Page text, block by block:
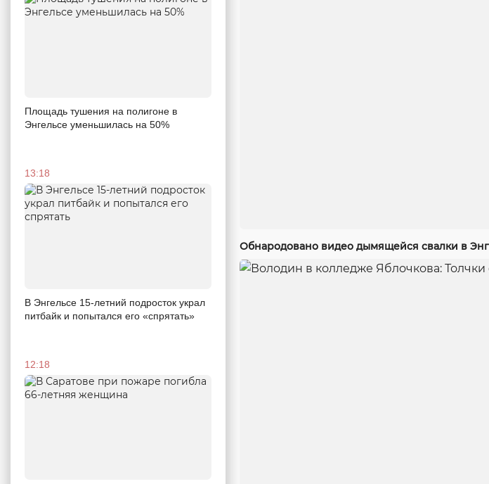
Площадь тушения на полигоне в
Энгельсе уменьшилась на 50%
13:18
В Энгельсе 15-летний подросток украл
питбайк и попытался его «спрятать»
12:18
Обнародовано видео дымящейся свалки в